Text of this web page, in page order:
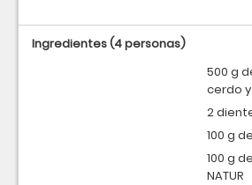
Ingredientes(4 personas)
500 g
cerdo y
2
100 g
100 g
NATUR